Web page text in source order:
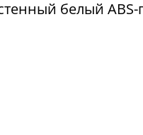
белый ABS-